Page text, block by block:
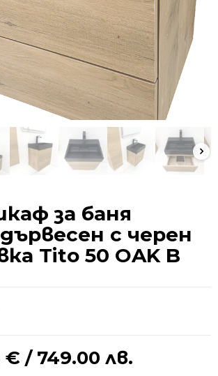
за баня
с черен
Tito 50 OAK B
€ / 749.00 лв.